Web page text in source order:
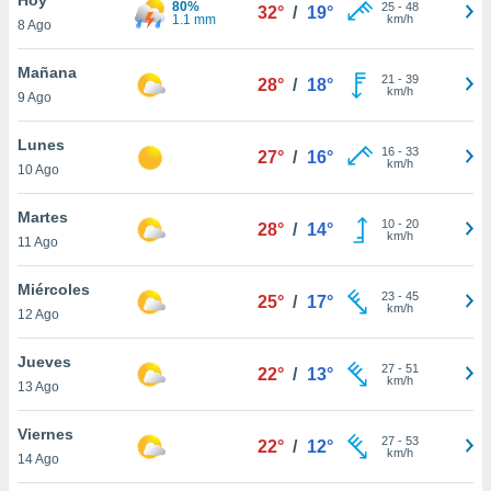
y
en
más
de
8 Ago
80%
1.1 mm
32° / 19° 25- 48
km/h
Mañana
9 Ago
28° / 18° 21 - 39
km/h
Lunes
10 Ago
27° / 16° 16- 33
km/h
Martes
11 Ago
28° / 14° 10- 20
km/h
Miércoles
12 Ago
25° / 17° 23- 45
km/h
Jueves
13 Ago
22° / 13° 27- 51
km/h
Viernes
14 Ago
22° / 12° 27- 53
km/h